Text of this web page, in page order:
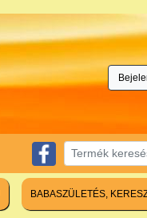
BABASZÜLETÉS,